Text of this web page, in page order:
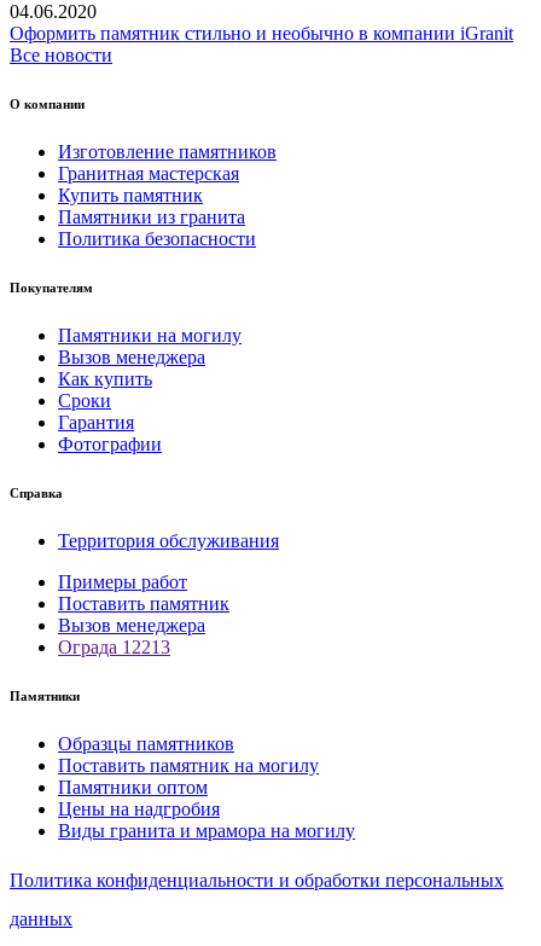
04.06.2020
Оформить памятник стильно и необычно в компании iGranit
Все новости
О компании
Изготовление памятников
Гранитная мастерская
Купить памятник
Памятники из гранита
Политика безопасности
Покупателям
Памятники на могилу
Вызов менеджера
Как купить
Сроки
Гарантия
Фотографии
Справка
Территория обслуживания
Примеры работ
Поставить памятник
Вызов менеджера
Ограда 12213
Памятники
Образцы памятников
Поставить памятник на могилу
Памятники оптом
Цены на надгробия
Виды гранита и мрамора на могилу
Политика конфиденциальности и обработки персональных
данных